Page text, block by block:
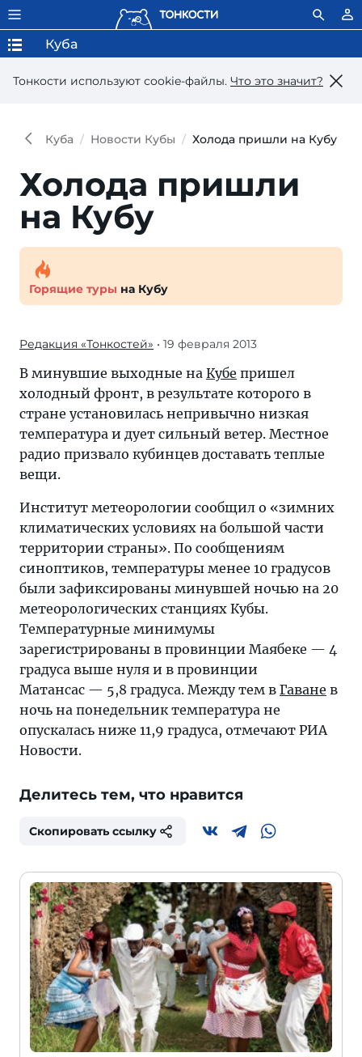
Тонкости используют сookie-файлы. Что это значит?
Куба
Куба Новости Кубы Холода пришли на Кубу
Холода пришли
на Кубу
Горящие туры на Кубу
Редакция «Тонкостей» • 19 февраля 2013
В минувшие выходные на Кубe пришел
холодный фронт, в результате которого в
стране установилась непривычно низкая
температура и дует сильный ветер. Местное
радио призвало кубинцев доставать теплые
вещи.
Институт метеорологии сообщил о «зимних
климатических условиях на большой части
территории страны». По сообщениям
синоптиков, температуры менее 10 градусов
были зафиксированы минувшей ночью на 20
метеорологических станциях Кубы.
Температурные минимумы
зарегистрированы в провинции Маябеке — 4
градуса выше нуля и в провинции
Матансас — 5,8 градуса. Между тем в Гаване в
ночь на понедельник температура не
опускалась ниже 11,9 градуса, отмечают РИА
Новости.
Делитесь тем, что нравится
Скопировать ссылку